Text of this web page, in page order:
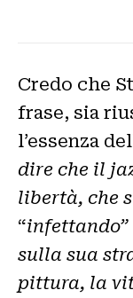
Credo che
frase, sia
l’essenza
dire che il
libertà, che
“
sulla sua
pittura, la